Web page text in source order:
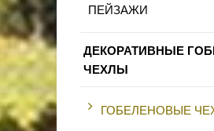
ПЕЙЗАЖИ
ДЕКОРАТИВНЫЕ
ЧЕХЛЫ
ГОБЕЛЕНОВЫЕ